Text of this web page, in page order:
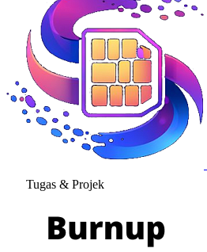
Tugas & Projek